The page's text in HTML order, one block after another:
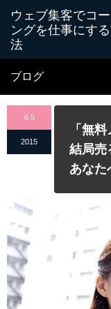
ブログ
6.5
2015
「無
結局売
あなた